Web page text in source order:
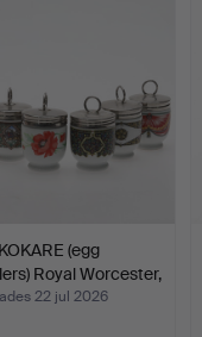
(egg
Royal Worcester,
22 jul 2026